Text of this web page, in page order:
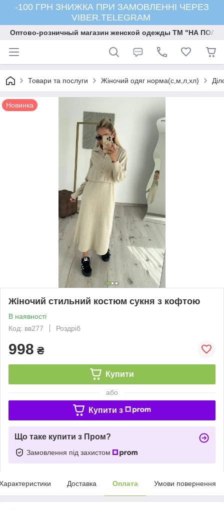
-100 ГРН ЗНИЖКА ПРИ ЗАМОВЛЕННІ ЧЕРЕЗ
VIBER.TELEGRAM
Оптово-розничный магазин женской одежды ТМ "НА
Товари та послуги Жіночий одяг норма(с,м,л,хл)
Новинка
Жіночий стильний костюм сукня з кофтою
В наявності
Код: вв277
Роздріб
998 ₴
Купити
або
Купити з
Що таке купити з Пром?
Замовлення під захистом
Доставка Оплата Умови повернення